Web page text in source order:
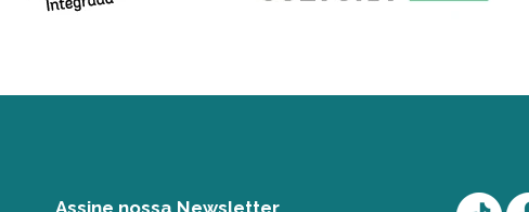
Assine nossa Newsletter